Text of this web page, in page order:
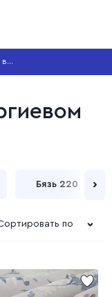
в
Бязь 220 см
по